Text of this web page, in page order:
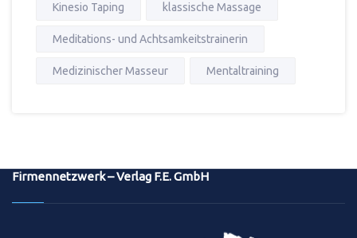
Kinesio Taping klassische Massage
Meditations- und Achtsamkeitstrainerin
Medizinischer Masseur Mentaltraining
Firmennetzwerk – Verlag F.E. GmbH